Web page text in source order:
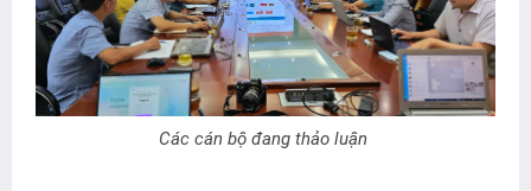
Các cán bộ đang thảo luận